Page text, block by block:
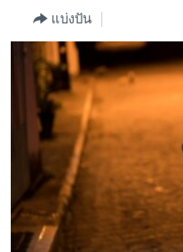
หลัก
ไทย
ธุรกิจ
วิทยาศาสตร์
สังคมและสุขภาพ
ไลฟ์สไตล์
ตรวจสอบข่าว
เรียนรู้ภาษาอังกฤษ
พอดคาสต์
แบ่งปัน